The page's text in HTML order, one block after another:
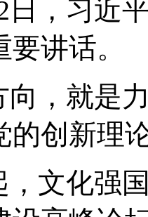
日，习近
讲话。
向，就是
的创新理
，文化强